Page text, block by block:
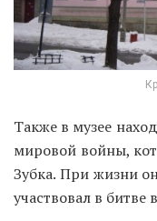
Также в музее
мировой войны,
Зубка. При жизни
участвовал в битве